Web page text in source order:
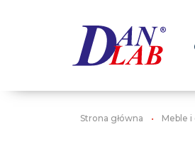
Strona główna Meble